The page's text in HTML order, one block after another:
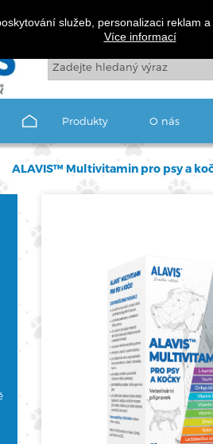
služeb, personalizaci reklam
Více informací
Produkty O nás
ALAVIS™ Multivitamin pro psy a